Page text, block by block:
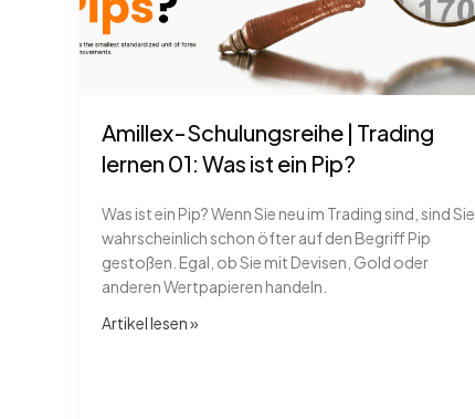
Amillex-Schulungsreihe | Trading
lernen 01: Was ist ein Pip?
Was ist ein Pip? Wenn Sie neu im Trading sind, sind Sie
wahrscheinlich schon öfter auf den Begriff Pip
gestoßen. Egal, ob Sie mit Devisen, Gold oder
anderen Wertpapieren handeln.
Artikel lesen​ »